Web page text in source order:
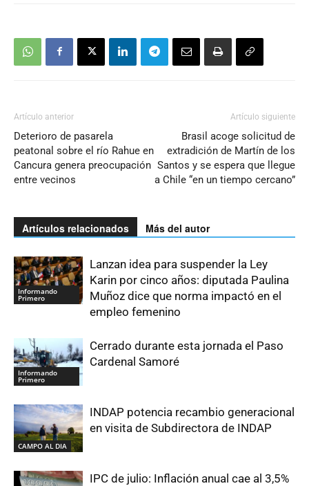
Artículo anterior
Deterioro de pasarela
peatonal sobre el río Rahue en
Cancura genera preocupación
entre vecinos
Artículo siguiente
Brasil acoge solicitud de
extradición de Martín de los
Santos y se espera que llegue
a Chile “en un tiempo cercano”
Artículos relacionados Más del autor
Informando
Primero
Lanzan idea para suspender la Ley
Karin por cinco años: diputada Paulina
Muñoz dice que norma impactó en el
empleo femenino
Informando
Primero
Cerrado durante esta jornada el Paso
Cardenal Samoré
CAMPO AL DIA
INDAP potencia recambio generacional
en visita de Subdirectora de INDAP
IPC de julio: Inflación anual cae al 3,5%